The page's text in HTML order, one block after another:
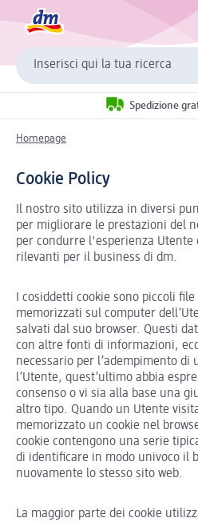
Inserisci qui la tua ricerca
Spedizione
Homepage
Cookie Policy
Il nostro sito utilizza in diversi
per migliorare le prestazioni del
per condurre l'esperienza Utente
rilevanti per il business di dm.
I cosiddetti cookie sono piccoli
memorizzati sul computer
salvati dal suo browser. Questi
con altre fonti di informazioni,
necessario per l’adempimento
l’Utente, quest’ultimo abbia
consenso o vi sia alla base una
altro tipo. Quando un Utente
memorizzato un cookie nel
cookie contengono una serie
di identificare in modo univoco il
nuovamente lo stesso sito web.
La maggior parte dei cookie